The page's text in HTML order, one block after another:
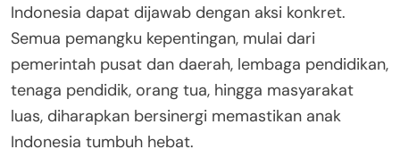
Indonesia dapat dijawab dengan aksi konkret.
Semua pemangku kepentingan, mulai dari
pemerintah pusat dan daerah, lembaga pendidikan,
tenaga pendidik, orang tua, hingga masyarakat
luas, diharapkan bersinergi memastikan anak
Indonesia tumbuh hebat.